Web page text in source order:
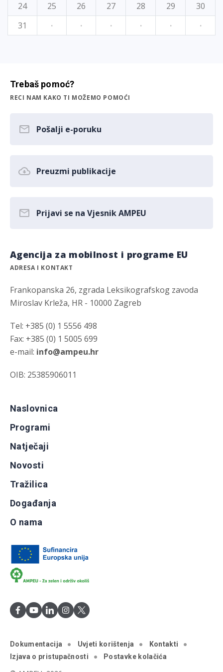
24
25 26 27 28 29
30
31
· · · · · ·
Trebaš pomoć?
RECI NAM KAKO TI MOŽEMO POMOĆI
Pošalji e-poruku
Preuzmi publikacije
Prijavi se na Vjesnik AMPEU
Agencija za mobilnost i programe EU
ADRESA I KONTAKT
Frankopanska 26, zgrada Leksikografskog zavoda
Miroslav Krleža, HR - 10000 Zagreb
Tel: +385 (0) 1 5556 498
Fax: +385 (0) 1 5005 699
e-mail: info@ampeu.hr
OIB: 25385906011
Naslovnica
Programi
Natječaji
Novosti
Tražilica
Događanja
O nama
Dokumentacija Uvjeti korištenja
Kontakti
Izjava o pristupačnosti
Postavke kolačića